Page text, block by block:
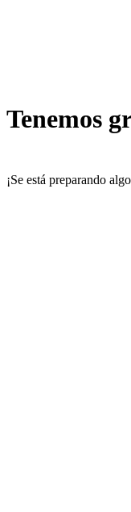
Tenemos
¡Se está preparando